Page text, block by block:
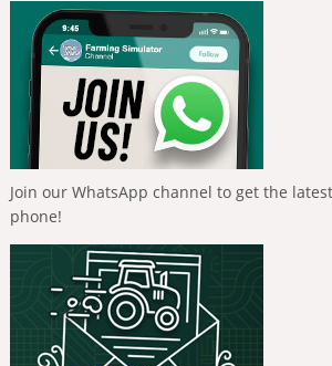
Join our WhatsApp channel to get the
phone!